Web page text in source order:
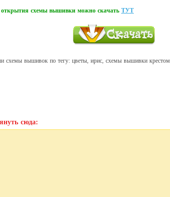
схемы вышивки можно скачать ТУТ
схемы вышивок по тегу: цветы, ирис, схемы вышивки крестом
сюда: